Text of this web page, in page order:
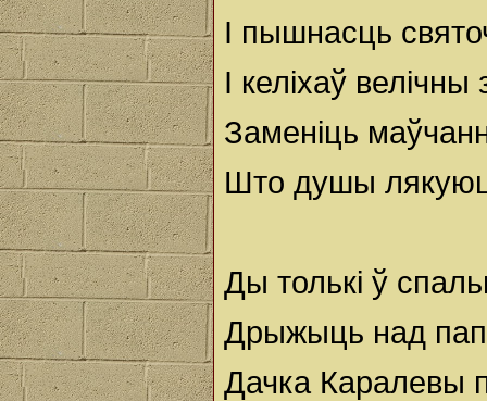
І пышнасць
І келіхаў велічны
Заменіць
Што душы
Ды толькі ў
Дрыжыць над
Дачка Каралевы